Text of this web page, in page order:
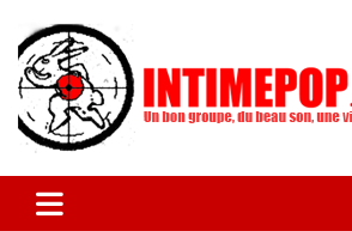
contenu
intimepop.com
actuelles pop rock, post-rock, indé sur
lyon